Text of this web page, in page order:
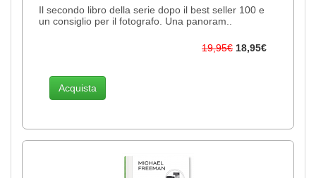
Il secondo libro della serie dopo il best seller 100 e
un consiglio per il fotografo. Una panoram..
19,95€ 18,95€
Acquista